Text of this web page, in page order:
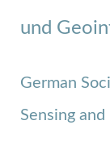
und
German
Sensing